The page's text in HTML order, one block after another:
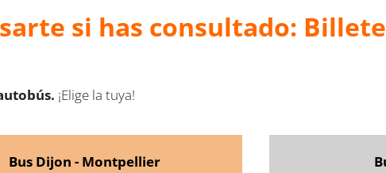
si has consultado:
¡Elige la tuya!
Bus Dijon - Montpellier